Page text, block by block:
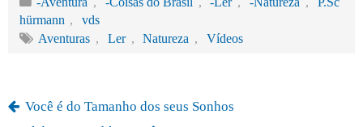
pp
hürmann ,
vds
Aventuras , Ler , Natureza , Vídeos
Você é do Tamanho dos seus Sonhos